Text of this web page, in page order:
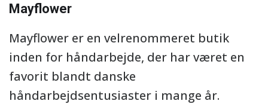
Mayflower
Mayflower er en velrenommeret butik
inden for håndarbejde, der har været en
favorit blandt danske
håndarbejdsentusiaster i mange år.